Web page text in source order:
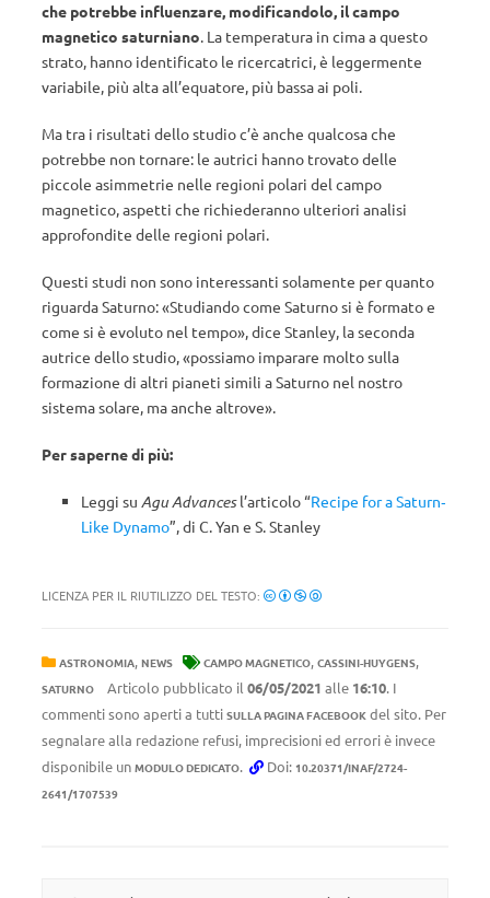
che potrebbe influenzare, modificandolo, il campo
magnetico saturniano. La temperatura in cima a questo
strato, hanno identificato le ricercatrici, è leggermente
variabile, più alta all’equatore, più bassa ai poli.
Ma tra i risultati dello studio c’è anche qualcosa che
potrebbe non tornare: le autrici hanno trovato delle
piccole asimmetrie nelle regioni polari del campo
magnetico, aspetti che richiederanno ulteriori analisi
approfondite delle regioni polari.
Questi studi non sono interessanti solamente per quanto
riguarda Saturno: «Studiando come Saturno si è formato e
come si è evoluto nel tempo», dice Stanley, la seconda
autrice dello studio, «possiamo imparare molto sulla
formazione di altri pianeti simili a Saturno nel nostro
sistema solare, ma anche altrove».
Per saperne di più:
Leggi su Agu Advancesl’articolo “Recipe for a Saturn‐
Like Dynamo”, di C. Yan e S. Stanley
LICENZA PER IL RIUTILIZZO DEL TESTO:
ASTRONOMIA, NEWS CAMPO MAGNETICO, CASSINI-HUYGENS,
SATURNO Articolo pubblicato il 06/05/2021 alle 16:10. I
commenti sono aperti a tutti SULLA PAGINA FACEBOOK del sito. Per
segnalare alla redazione refusi, imprecisioni ed errori è invece
disponibile un MODULO DEDICATO. Doi: 10.20371/INAF/2724-
2641/1707539